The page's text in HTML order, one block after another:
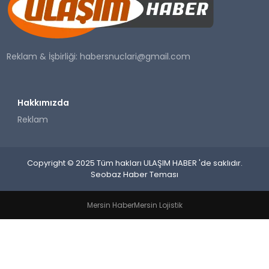
SAĞLIK
YAŞAM
Reklam & İşbirliği:habersnuclari@gmail.com
Hakkımızda
Reklam
Copyright © 2025 Tüm hakları ULAŞIM HABER 'de saklıdır.
Seobaz Haber Teması
Mersin HaberMersin Lojistik